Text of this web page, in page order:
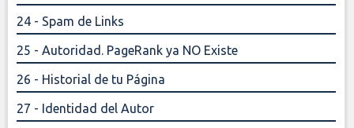
24 - Spam de Links
25 - Autoridad. PageRank ya NO Existe
26 - Historial de tu Página
27 - Identidad del Autor